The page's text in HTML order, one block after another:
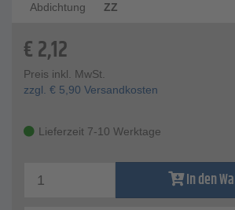
Abdichtung ZZ
€2,12
Preis inkl. MwSt.
zzgl. € 5,90 Versandkosten
Lieferzeit 7-10 Werktage
In den